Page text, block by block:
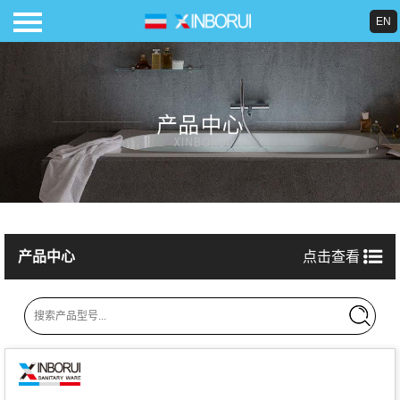
首页
关于我们
案例展示
合作品牌
新闻中心
EN
产品中心 点击查看